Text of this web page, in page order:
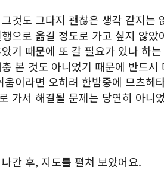
것도 그다지 괜찮은 생각 같지는
으로 옮길 정도로 가고 싶지 않
기 때문에 또 갈 필요가 있나 하
본 것도 아니었기 때문에 반드
움이라면 오히려 한밤중에 므츠헤
가서 해결될 문제는 당연히 아니
간 후, 지도를 펼쳐 보았어요.